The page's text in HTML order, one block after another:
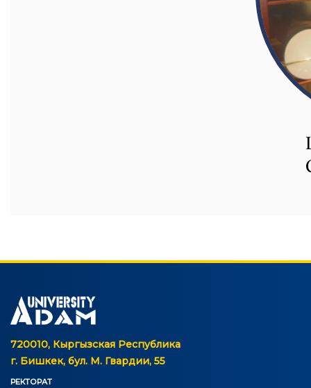
Клуб по интересам
КОНТАКТНАЯ ИНФОРМАЦИЯ
720010, Кыргызская Республика
г. Бишкек, бул. М. Гвардии, 55
РЕКТОРАТ